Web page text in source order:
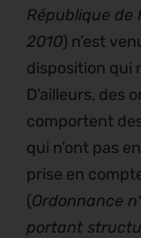
République de
2010) n’est
disposition qui
D’ailleurs, des
comportent
qui n’ont pas
prise en
(Ordonnance
portant